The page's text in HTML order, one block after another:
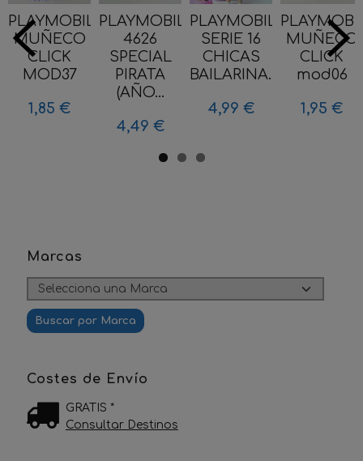
Marcas
Costes de Envío
GRATIS *
Consultar Destinos
PLAYMOBIL
MUÑECO
CLICK
MOD37
1,85 €
PLAYMOBIL
4626
SPECIAL
PIRATA
(AÑO...
4,49 €
PLAYMOBIL
SERIE 16
CHICAS
BAILARINA...
4,99 €
MUÑECO
CLICK
mod06
1,95 €